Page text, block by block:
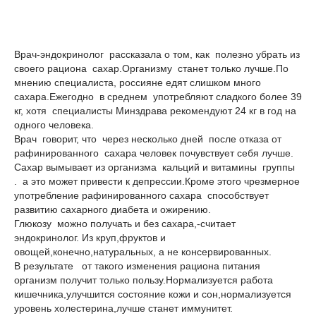
Врач-эндокринолог рассказала о том, как полезно убрать из
своего рациона сахар.Организму станет только лучше.По
мнению специалиста, россияне едят слишком много
сахара.Ежегодно в среднем употребляют сладкого более 39
кг, хотя специалисты Минздрава рекомендуют 24 кг в год на
одного человека.
Врач говорит, что через несколько дней после отказа от
рафинированного сахара человек почувствует себя лучше.
Сахар вымывает из организма кальций и витамины группы
. а это может привести к депрессии.Кроме этого чрезмерное
употребление рафинированного сахара способствует
развитию сахарного диабета и ожирению.
Глюкозу можно получать и без сахара,-считает
эндокринолог. Из круп,фруктов и
овощей,конечно,натуральных, а не консервированных.
В результате от такого изменения рациона питания
организм получит только пользу.Нормализуется работа
кишечника,улучшится состояние кожи и сон,нормализуется
уровень холестерина,лучше станет иммунитет.